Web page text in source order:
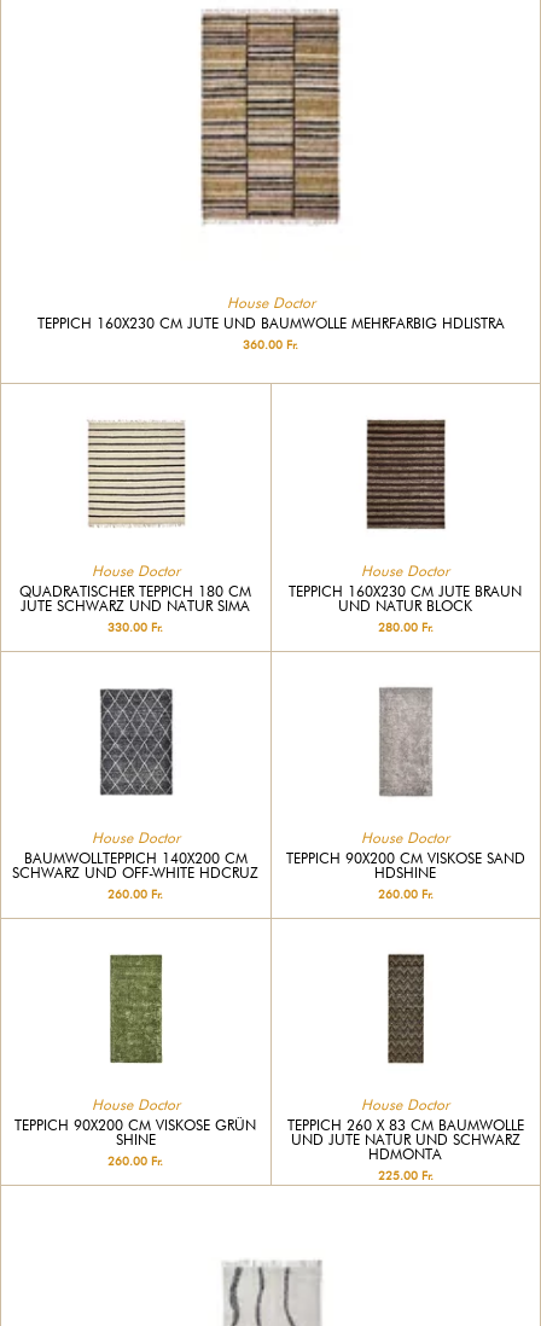
House Doctor
TEPPICH 160X230 CM JUTE UND BAUMWOLLE MEHRFARBIG HDLISTRA
360.00 Fr.
House Doctor
QUADRATISCHER TEPPICH 180 CM
JUTE SCHWARZ UND NATUR SIMA
330.00 Fr.
House Doctor
TEPPICH 160X230 CM JUTE BRAUN
UND NATUR BLOCK
280.00 Fr.
House Doctor
BAUMWOLLTEPPICH 140X200 CM
SCHWARZ UND OFF-WHITE HDCRUZ
260.00 Fr.
House Doctor
TEPPICH 90X200 CM VISKOSE SAND
HDSHINE
260.00 Fr.
House Doctor
TEPPICH 90X200 CM VISKOSE GRÜN
SHINE
260.00 Fr.
House Doctor
TEPPICH 260 X 83 CM BAUMWOLLE
UND JUTE NATUR UND SCHWARZ
HDMONTA
225.00 Fr.